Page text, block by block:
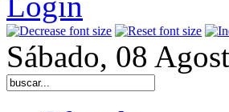
Sábado, 08